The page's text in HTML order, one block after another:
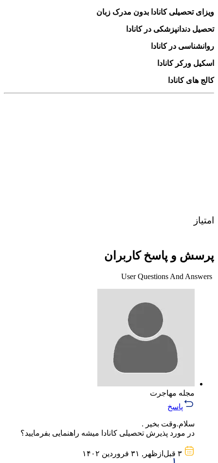
ویزای تحصیلی کانادا بدون مدرک زبان
تحصیل دندانپزشکی در کانادا
روانشناسی در کانادا
اسکیل ورکر کانادا
کالج های کانادا
امتیاز
پرسش و پاسخ کاربران
مجله مهاجرت
پاسخ
سلام.وقت بخیر .
در مورد پذیرش تحصیلی کانادا میشه راهنمایی بفرمایید؟